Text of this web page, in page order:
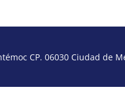
CP. 06030 Ciudad de